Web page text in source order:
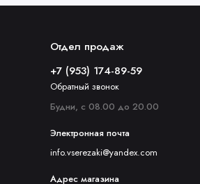
Отдел продаж
+7 (953) 174-89-59
Обратный звонок
Будни, с 08.00 до 20.00
Электронная почта
info.vserezaki@yandex.com
Адрес магазина